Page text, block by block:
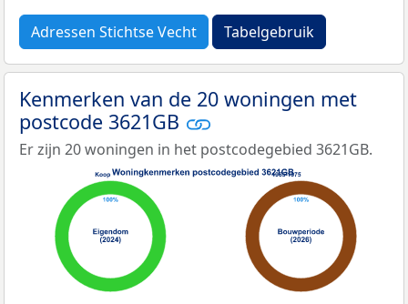
Adressen Stichtse Vecht Tabelgebruik
Kenmerken van de 20 woningen met
postcode 3621GB
Er zijn 20 woningen in het postcodegebied 3621GB.